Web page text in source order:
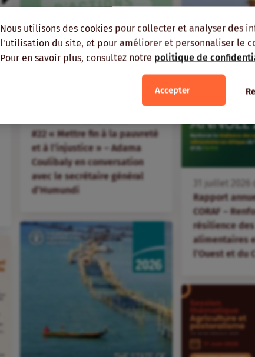
Nous utilisons des cookies pour collecter et analyser des
l'utilisation du site, et pour améliorer et personnaliser le
Pour en savoir plus, consultez notre politique de
Accepter
#22 « Mettre fin à la pauvreté
et à l’injustice » – Adama
Coulibaly en conversation
avec le secrétaire général
d’Humundi
juillet
Rapport
CORAF –
résilience
alimentaires
l’Ouest et du